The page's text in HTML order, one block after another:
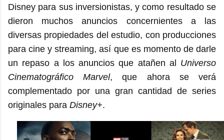
Disney para sus inversionistas, y como resultado se
dieron muchos anuncios concernientes a las
diversas propiedades del estudio, con producciones
para cine y streaming, así que es momento de darle
un repaso a los anuncios que atañen al Universo
Cinematográfico Marvel, que ahora se verá
complementado por una gran cantidad de series
originales para Disney+.